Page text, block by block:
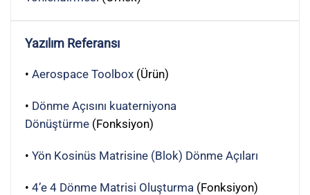
Yazılım Referansı
• Aerospace Toolbox (Ürün)
• Dönme Açısını kuaterniyona
Dönüştürme (Fonksiyon)
• Yön Kosinüs Matrisine (Blok) Dönme Açıları
• 4’e 4 Dönme Matrisi Oluşturma (Fonksiyon)